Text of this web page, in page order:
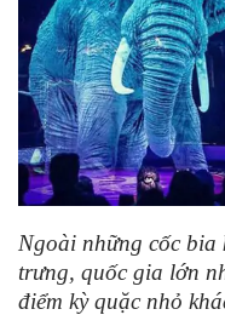
Ngoài những cốc
trưng, quốc gia lớn
điểm kỳ quặc nhỏ